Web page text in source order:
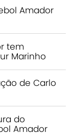
Amador
tem
Marinho
de Carlo
do
Amador